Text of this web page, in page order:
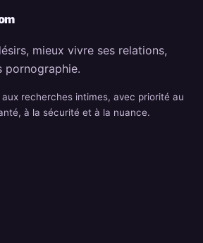
mieux vivre ses relations,
pornographie.
recherches intimes, avec priorité au
à la sécurité et à la nuance.